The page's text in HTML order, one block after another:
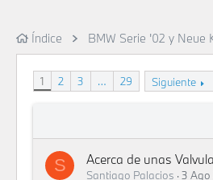
Índice BMW Serie '02 y Neue
1 2 3 … 29 Siguiente
S Acerca de unas
Santiago Palacios 3 Ago